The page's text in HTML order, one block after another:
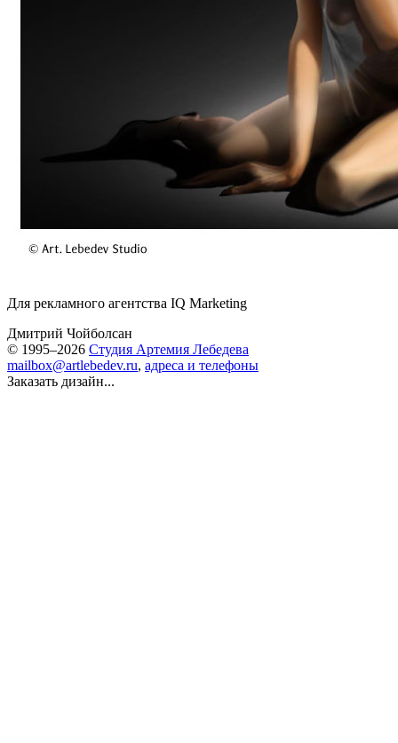
Для рекламного агентства IQ Marketing
Дмитрий Чойболсан
© 1995–2026 Студия Артемия Лебедева
mailbox@artlebedev.ru, адреса и телефоны
Заказать дизайн...